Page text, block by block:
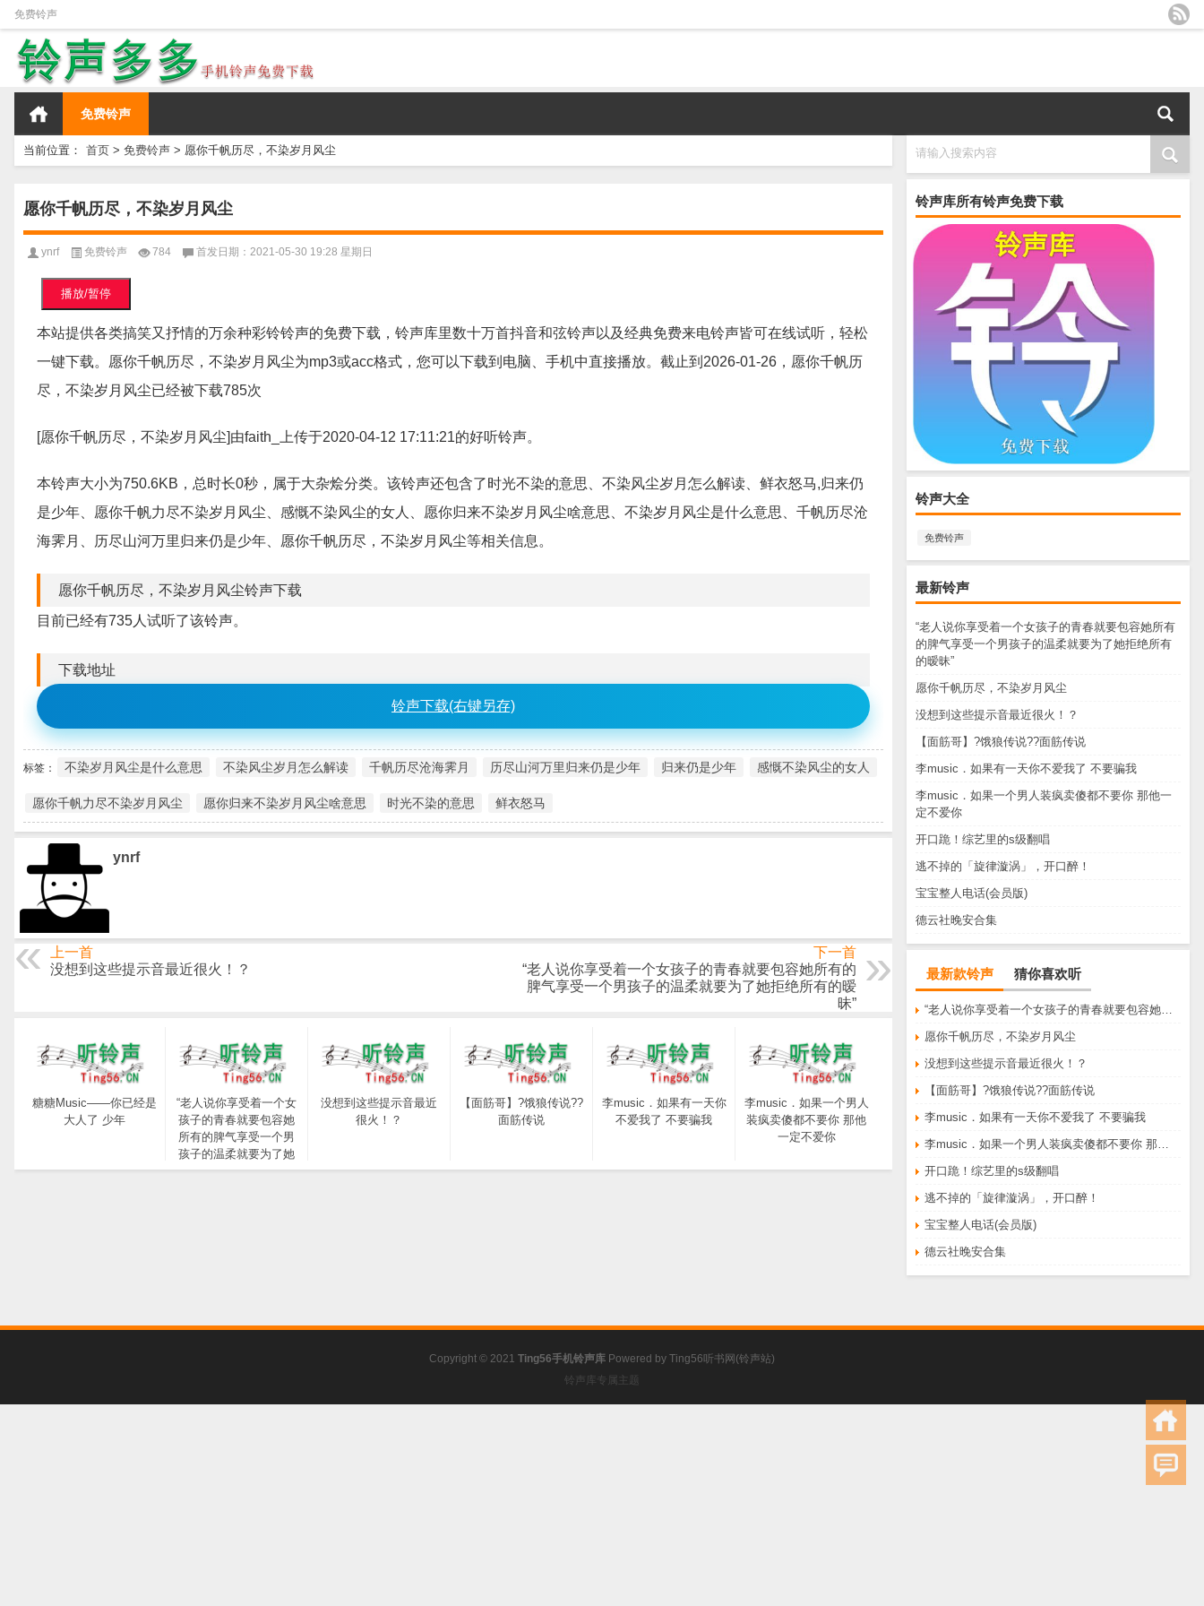
免费铃声
免费铃声
当前位置： 首页 > 免费铃声 > 愿你千帆历尽，不染岁月风尘
愿你千帆历尽，不染岁月风尘
ynrf 免费铃声 784 首发日期：2021-05-30 19:28 星期日
播放/暂停
本站提供各类搞笑又抒情的万余种彩铃铃声的免费下载，铃声库里数十万首抖音和弦铃声以及经典免费来电铃声皆可在线试听，轻松
一键下载。愿你千帆历尽，不染岁月风尘为mp3或acc格式，您可以下载到电脑、手机中直接播放。截止到2026-01-26，愿你千帆历
尽，不染岁月风尘已经被下载785次
[愿你千帆历尽，不染岁月风尘]由faith_上传于2020-04-12 17:11:21的好听铃声。
本铃声大小为750.6KB，总时长0秒，属于大杂烩分类。该铃声还包含了时光不染的意思、不染风尘岁月怎么解读、鲜衣怒马,归来仍
是少年、愿你千帆力尽不染岁月风尘、感慨不染风尘的女人、愿你归来不染岁月风尘啥意思、不染岁月风尘是什么意思、千帆历尽沧
海霁月、历尽山河万里归来仍是少年、愿你千帆历尽，不染岁月风尘等相关信息。
愿你千帆历尽，不染岁月风尘铃声下载
目前已经有735人试听了该铃声。
下载地址
铃声下载(右键另存)
标签： 不染岁月风尘是什么意思 不染风尘岁月怎么解读 千帆历尽沧海霁月 历尽山河万里归来仍是少年 归来仍是少年 感慨不染风尘的女人
愿你千帆力尽不染岁月风尘 愿你归来不染岁月风尘啥意思 时光不染的意思 鲜衣怒马
ynrf
上一首
没想到这些提示音最近很火！？
下一首
“老人说你享受着一个女孩子的青春就要包容她所有的
脾气享受一个男孩子的温柔就要为了她拒绝所有的暧
昧”
糖糖Music——你已经是
大人了 少年
“老人说你享受着一个女
孩子的青春就要包容她
所有的脾气享受一个男
孩子的温柔就要为了她
拒绝所有的暧昧”
没想到这些提示音最近
很火！？
【面筋哥】?饿狼传说??
面筋传说
李music．如果有一天你
不爱我了 不要骗我
李music．如果一个男人
装疯卖傻都不要你 那他
一定不爱你
请输入搜索内容
铃声库所有铃声免费下载
铃声大全
免费铃声
最新铃声
“老人说你享受着一个女孩子的青春就要包容她所有
的脾气享受一个男孩子的温柔就要为了她拒绝所有
的暧昧”
愿你千帆历尽，不染岁月风尘
没想到这些提示音最近很火！？
【面筋哥】?饿狼传说??面筋传说
李music．如果有一天你不爱我了 不要骗我
李music．如果一个男人装疯卖傻都不要你 那他一
定不爱你
开口跪！综艺里的s级翻唱
逃不掉的「旋律漩涡」，开口醉！
宝宝整人电话(会员版)
德云社晚安合集
最新款铃声 猜你喜欢听
愿你千帆历尽，不染岁月风尘
没想到这些提示音最近很火！？
【面筋哥】?饿狼传说??面筋传说
李music．如果有一天你不爱我了 不要骗我
开口跪！综艺里的s级翻唱
逃不掉的「旋律漩涡」，开口醉！
宝宝整人电话(会员版)
德云社晚安合集
Copyright © 2021 Ting56手机铃声库 Powered by Ting56听书网(铃声站)
铃声库专属主题